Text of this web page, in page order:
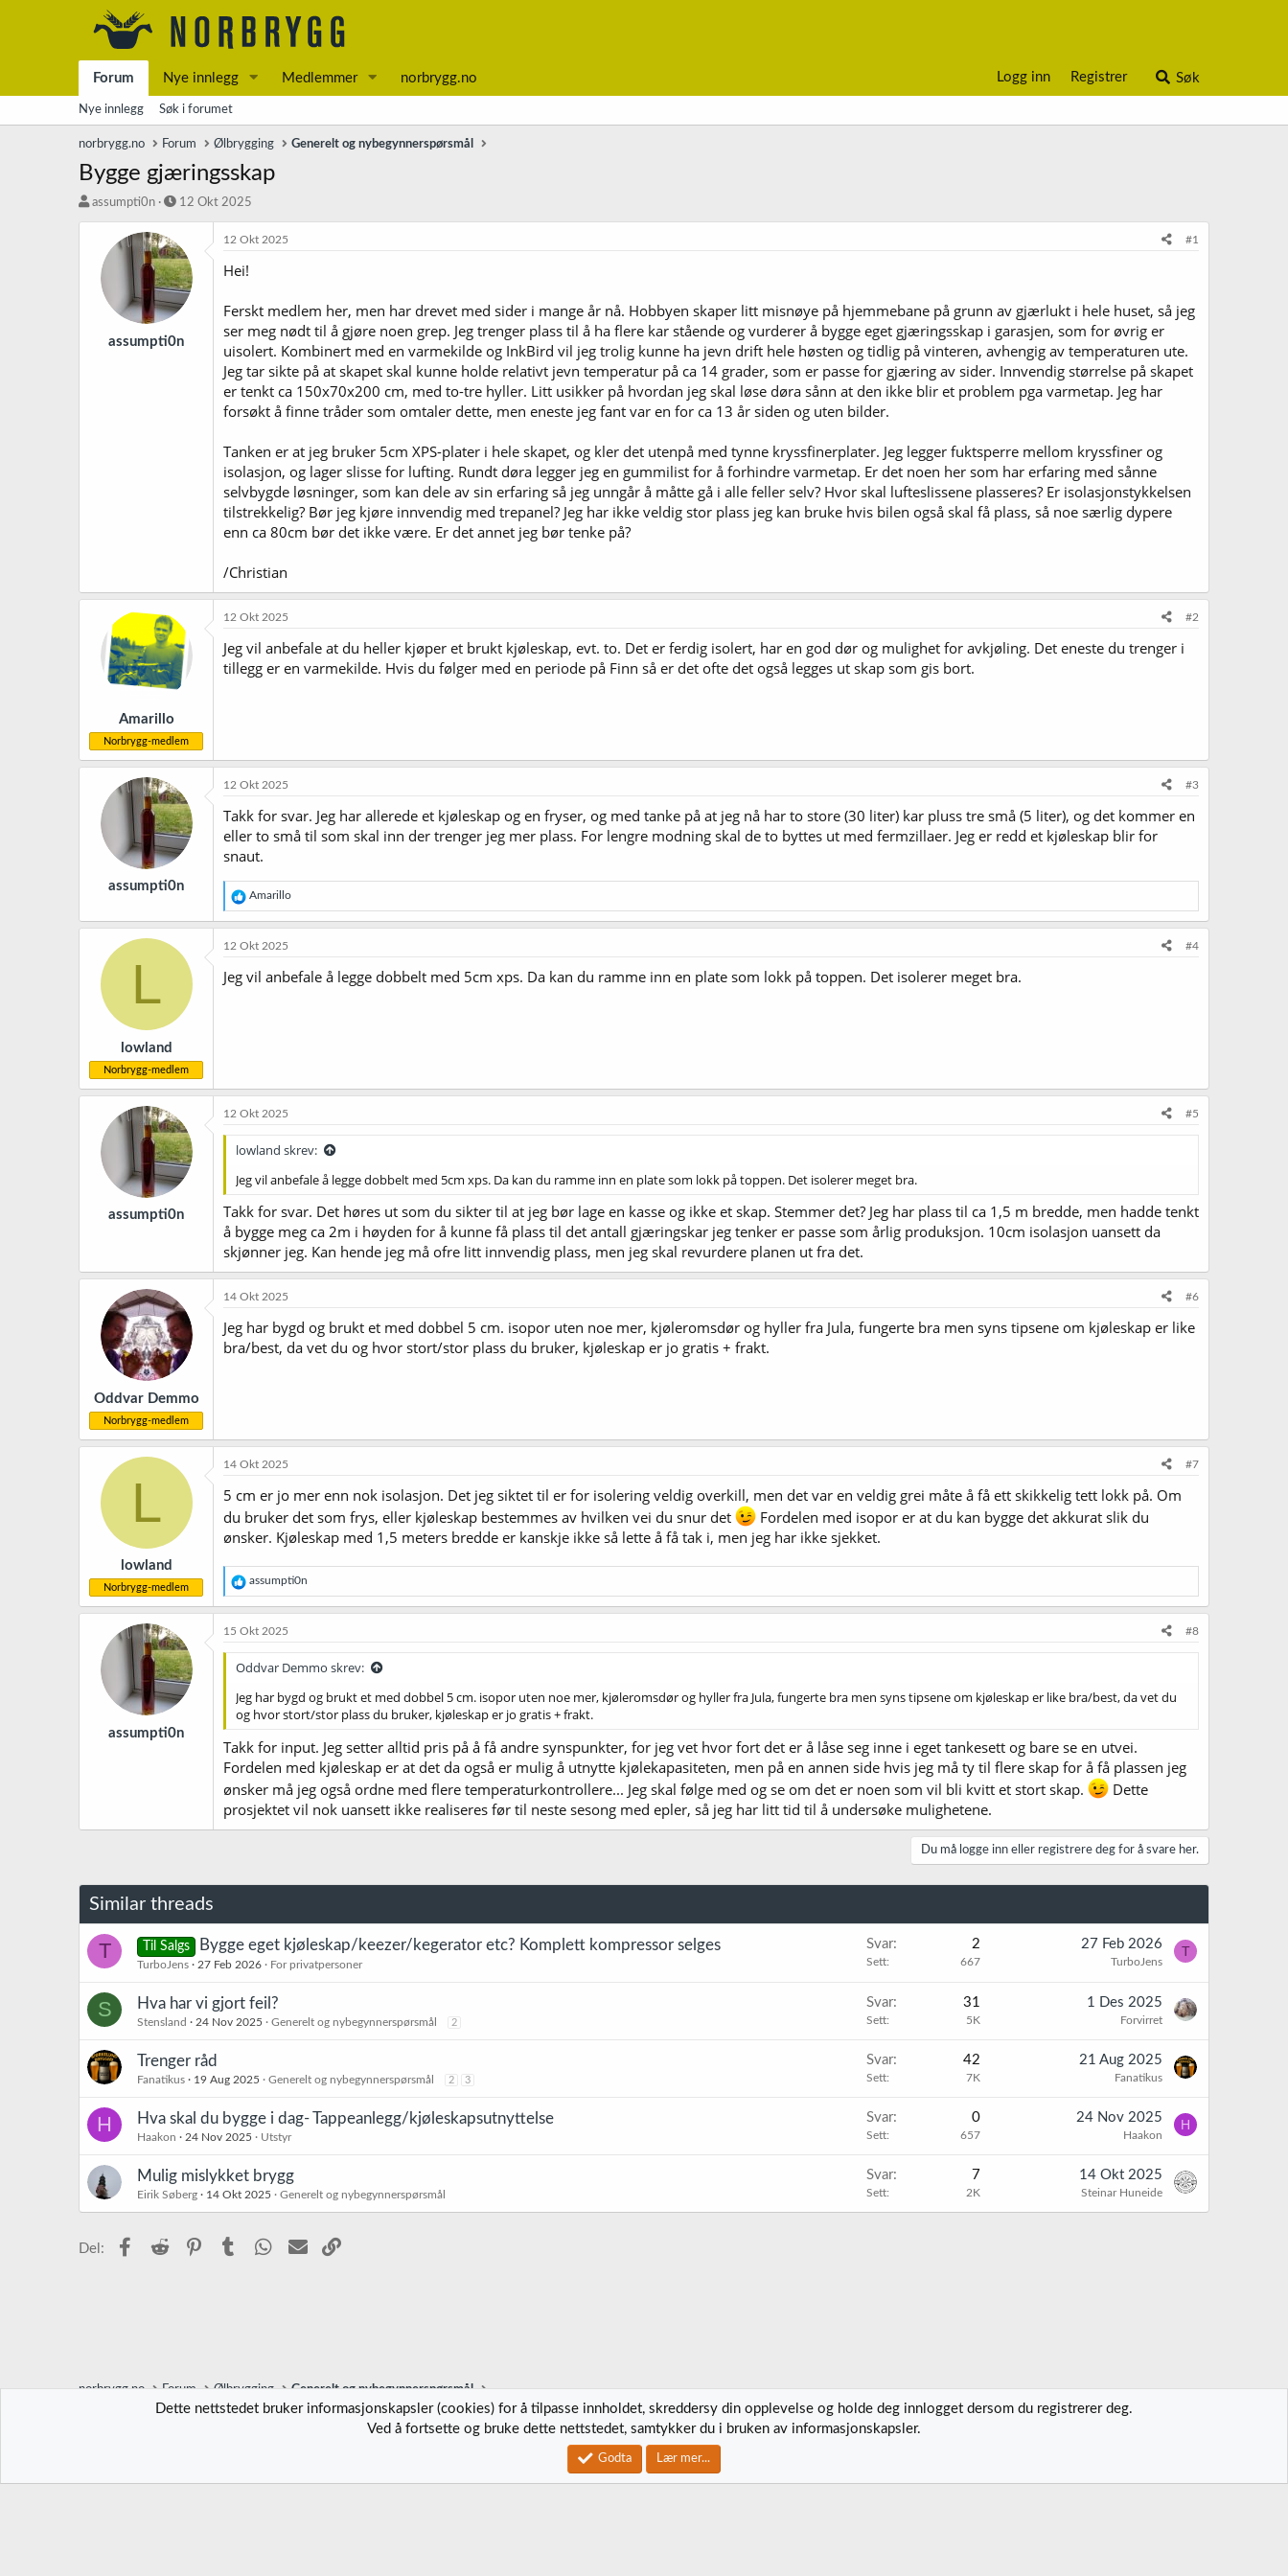
Forum Nye innlegg Medlemmer norbrygg.no Logg inn Registrer Søk
Nye innlegg Søk i forumet
norbrygg.no Forum Ølbrygging Generelt og nybegynnerspørsmål
Bygge gjæringsskap
T
assumpti0n
S
r
t
d
a
o
12 Okt 2025
assumpti0n
12 Okt 2025 #1
Hei!
Ferskt medlem her, men har drevet med sider i mange år nå. Hobbyen skaper litt misnøye på hjemmebane på grunn av gjærlukt i hele huset, så jeg
ser meg nødt til å gjøre noen grep. Jeg trenger plass til å ha flere kar stående og vurderer å bygge eget gjæringsskap i garasjen, som for øvrig er
uisolert. Kombinert med en varmekilde og InkBird vil jeg trolig kunne ha jevn drift hele høsten og tidlig på vinteren, avhengig av temperaturen ute.
Jeg tar sikte på at skapet skal kunne holde relativt jevn temperatur på ca 14 grader, som er passe for gjæring av sider. Innvendig størrelse på skapet
er tenkt ca 150x70x200 cm, med to-tre hyller. Litt usikker på hvordan jeg skal løse døra sånn at den ikke blir et problem pga varmetap. Jeg har
forsøkt å finne tråder som omtaler dette, men eneste jeg fant var en for ca 13 år siden og uten bilder.
Tanken er at jeg bruker 5cm XPS-plater i hele skapet, og kler det utenpå med tynne kryssfinerplater. Jeg legger fuktsperre mellom kryssfiner og
isolasjon, og lager slisse for lufting. Rundt døra legger jeg en gummilist for å forhindre varmetap. Er det noen her som har erfaring med sånne
selvbygde løsninger, som kan dele av sin erfaring så jeg unngår å måtte gå i alle feller selv? Hvor skal lufteslissene plasseres? Er isolasjonstykkelsen
tilstrekkelig? Bør jeg kjøre innvendig med trepanel? Jeg har ikke veldig stor plass jeg kan bruke hvis bilen også skal få plass, så noe særlig dypere
enn ca 80cm bør det ikke være. Er det annet jeg bør tenke på?
/Christian
Amarillo
Norbrygg-medlem
12 Okt 2025 #2
Jeg vil anbefale at du heller kjøper et brukt kjøleskap, evt. to. Det er ferdig isolert, har en god dør og mulighet for avkjøling. Det eneste du trenger i
tillegg er en varmekilde. Hvis du følger med en periode på Finn så er det ofte det også legges ut skap som gis bort.
assumpti0n
12 Okt 2025 #3
Takk for svar. Jeg har allerede et kjøleskap og en fryser, og med tanke på at jeg nå har to store (30 liter) kar pluss tre små (5 liter), og det kommer en
eller to små til som skal inn der trenger jeg mer plass. For lengre modning skal de to byttes ut med fermzillaer. Jeg er redd et kjøleskap blir for
snaut.
R
e
a
k
o
Amarillo
L
lowland
Norbrygg-medlem
12 Okt 2025 #4
Jeg vil anbefale å legge dobbelt med 5cm xps. Da kan du ramme inn en plate som lokk på toppen. Det isolerer meget bra.
assumpti0n
12 Okt 2025 #5
lowland skrev:
Jeg vil anbefale å legge dobbelt med 5cm xps. Da kan du ramme inn en plate som lokk på toppen. Det isolerer meget bra.
Takk for svar. Det høres ut som du sikter til at jeg bør lage en kasse og ikke et skap. Stemmer det? Jeg har plass til ca 1,5 m bredde, men hadde tenkt
å bygge meg ca 2m i høyden for å kunne få plass til det antall gjæringskar jeg tenker er passe som årlig produksjon. 10cm isolasjon uansett da
skjønner jeg. Kan hende jeg må ofre litt innvendig plass, men jeg skal revurdere planen ut fra det.
Oddvar Demmo
Norbrygg-medlem
14 Okt 2025 #6
Jeg har bygd og brukt et med dobbel 5 cm. isopor uten noe mer, kjøleromsdør og hyller fra Jula, fungerte bra men syns tipsene om kjøleskap er like
bra/best, da vet du og hvor stort/stor plass du bruker, kjøleskap er jo gratis + frakt.
L
lowland
Norbrygg-medlem
14 Okt 2025 #7
5 cm er jo mer enn nok isolasjon. Det jeg siktet til er for isolering veldig overkill, men det var en veldig grei måte å få ett skikkelig tett lokk på. Om
du bruker det som frys, eller kjøleskap bestemmes av hvilken vei du snur det
Fordelen med isopor er at du kan bygge det akkurat slik du
ønsker. Kjøleskap med 1,5 meters bredde er kanskje ikke så lette å få tak i, men jeg har ikke sjekket.
R
e
a
k
j
o
e
r
assumpti0n
assumpti0n
15 Okt 2025 #8
Oddvar Demmo skrev:
Jeg har bygd og brukt et med dobbel 5 cm. isopor uten noe mer, kjøleromsdør og hyller fra Jula, fungerte bra men syns tipsene om kjøleskap er like bra/best, da vet du
og hvor stort/stor plass du bruker, kjøleskap er jo gratis + frakt.
Takk for input. Jeg setter alltid pris på å få andre synspunkter, for jeg vet hvor fort det er å låse seg inne i eget tankesett og bare se en utvei.
Fordelen med kjøleskap er at det da også er mulig å utnytte kjølekapasiteten, men på en annen side hvis jeg må ty til flere skap for å få plassen jeg
ønsker må jeg også ordne med flere temperaturkontrollere... Jeg skal følge med og se om det er noen som vil bli kvitt et stort skap.
Dette
prosjektet vil nok uansett ikke realiseres før til neste sesong med epler, så jeg har litt tid til å undersøke mulighetene.
Du må logge inn eller registrere deg for å svare her.
Similar threads
T Til Salgs Bygge eget kjøleskap/keezer/kegerator etc? Komplett kompressor selges
TurboJens 27 Feb 2026 For privatpersoner
Svar 2
Sett 667
27 Feb 2026
TurboJens
T
S Hva har vi gjort feil?
Stensland 24 Nov 2025 Generelt og nybegynnerspørsmål 2
Svar 31
Sett 5K
1 Des 2025
Forvirret
Trenger råd
Fanatikus 19 Aug 2025 Generelt og nybegynnerspørsmål 2 3
Svar 42
Sett 7K
21 Aug 2025
Fanatikus
H Hva skal du bygge i dag- Tappeanlegg/kjøleskapsutnyttelse
Haakon 24 Nov 2025 Utstyr
Svar 0
Sett 657
24 Nov 2025
Haakon
H
Mulig mislykket brygg
Eirik Søberg 14 Okt 2025 Generelt og nybegynnerspørsmål
Svar 7
Sett 2K
14 Okt 2025
Steinar Huneide
Del: Facebook
Reddit PinterestTumblr WhatsApp
E-post
norbrygg.no Forum Ølbrygging Generelt og nybegynnerspørsmål
Kontakt oss Vilkår og regler
Community platform by XenForo ®
Dette nettstedet bruker informasjonskapsler (cookies) for å tilpasse innholdet, skreddersy din opplevelse og holde deg innlogget dersom du registrerer deg.
Ved å fortsette og bruke dette nettstedet, samtykker du i bruken av informasjonskapsler.
Godta Lær mer...